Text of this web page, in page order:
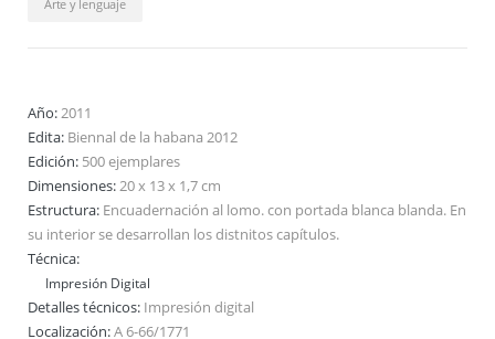
Arte y lenguaje
Año:2011
Edita: Biennal de la habana 2012
Edición: 500 ejemplares
Dimensiones:20 x 13 x 1,7 cm
Estructura: Encuadernación al lomo. con portada blanca blanda. En
su interior se desarrollan los distnitos capítulos.
Técnica:
Impresión Digital
Detalles técnicos: Impresión digital
Localización:A 6-66/1771